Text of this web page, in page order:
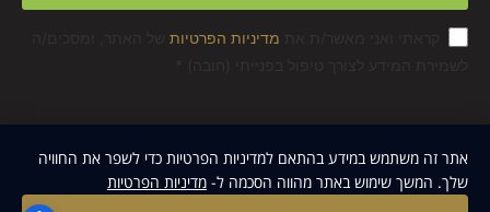
מדיניות הפרטיות
2023 ©
האתר עוצב ונבנה ע״י MoreVision
אתר זה משתמש במידע בהתאם למדיניות הפרטיות כדי לשפר את החוויה
שלך. המשך שימוש באתר מהווה הסכמה ל- מדיניות הפרטיות